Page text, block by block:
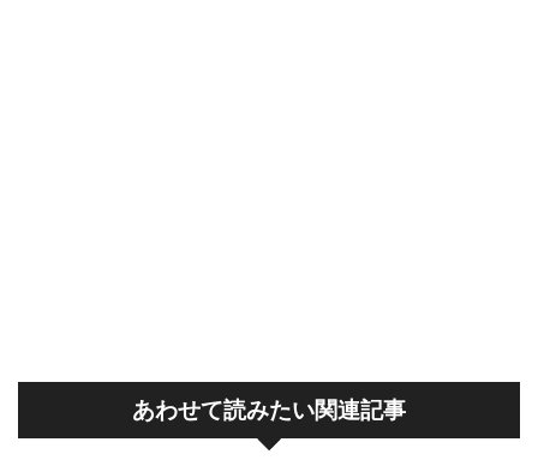
あわせて読みたい関連記事